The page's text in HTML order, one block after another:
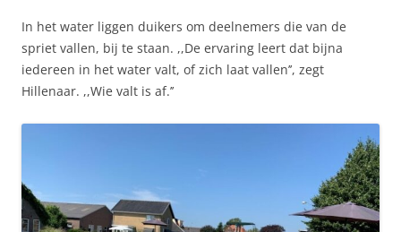
In het water liggen duikers om deelnemers die van de
spriet vallen, bij te staan. ,,De ervaring leert dat bijna
iedereen in het water valt, of zich laat vallen’’, zegt
Hillenaar. ,,Wie valt is af.’’